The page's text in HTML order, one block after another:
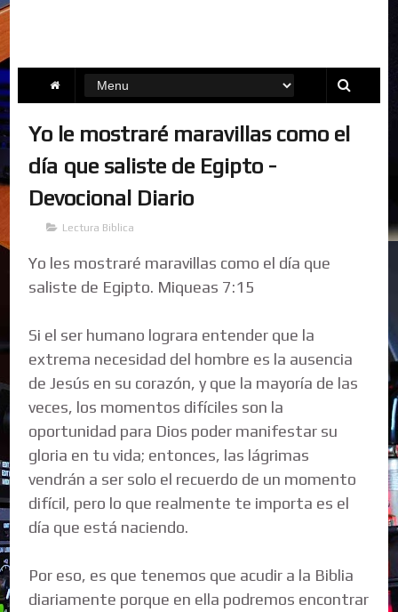
Yo le mostraré maravillas como el
día que saliste de Egipto -
Devocional Diario
Lectura Biblica
Yo les mostraré maravillas como el día que
saliste de Egipto. Miqueas 7:15
Si el ser humano lograra entender que la
extrema necesidad del hombre es la ausencia
de Jesús en su corazón, y que la mayoría de las
veces, los momentos difíciles son la
oportunidad para Dios poder manifestar su
gloria en tu vida; entonces, las lágrimas
vendrán a ser solo el recuerdo de un momento
difícil, pero lo que realmente te importa es el
día que está naciendo.
Por eso, es que tenemos que acudir a la Biblia
diariamente porque en ella podremos encontrar